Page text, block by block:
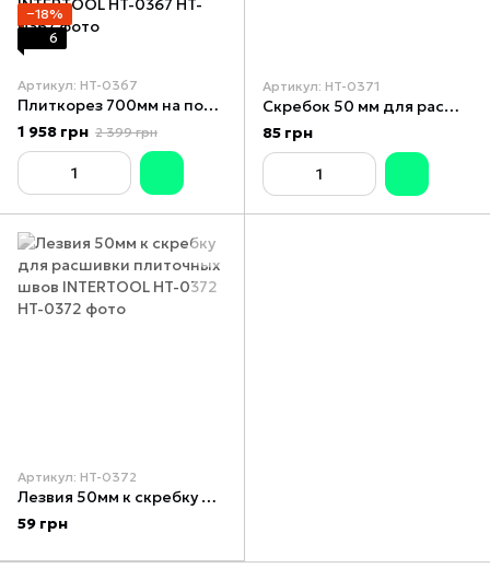
−18%
6
Артикул: HT-0367
Плиткорез 700мм на подшипниках ручной инструмент для точной профессиональной резки керамической плитки кафеля стекла и керамогранита INTERTOOL HT-0367
1 958 грн 2 399 грн
Артикул: HT-0371
Скребок 50 мм для расшивки плиточных швов INTERTOOL HT-0371
85 грн
Артикул: HT-0372
Лезвия 50мм к скребку для расшивки плиточных швов INTERTOOL HT-0372
59 грн